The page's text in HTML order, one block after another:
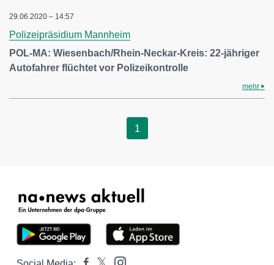
29.06.2020 – 14:57
Polizeipräsidium Mannheim
POL-MA: Wiesenbach/Rhein-Neckar-Kreis: 22-jähriger
Autofahrer flüchtet vor Polizeikontrolle
mehr
1